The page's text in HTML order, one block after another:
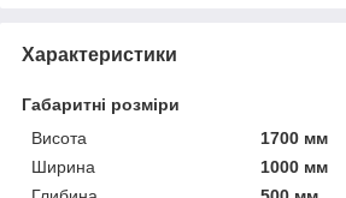
Характеристики
Габаритні розміри
Висота
1700 мм
Ширина
1000 мм